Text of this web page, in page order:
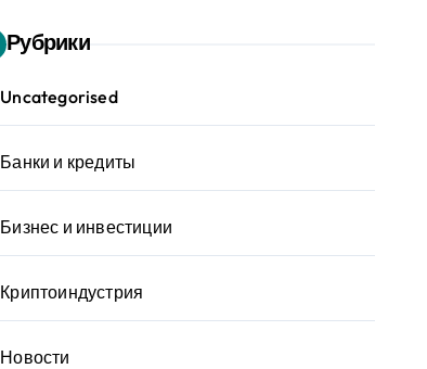
Рубрики
Uncategorised
Банки и кредиты
Бизнес и инвестиции
Криптоиндустрия
Новости